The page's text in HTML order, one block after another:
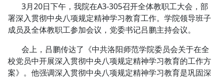
3月20日下午，我院在A3-305召开全体教职工大会，部
署深入贯彻中央八项规定精神学习教育工作。学院领导班子
成员及全体教职工参加会议，党委书记吕鹏主持会议。
会上，吕鹏传达了《中共洛阳师范学院委员会关于在全
校党员中开展深入贯彻中央八项规定精神学习教育的工作方
案》。他强调深入贯彻中央八项规定精神学习教育是巩固深